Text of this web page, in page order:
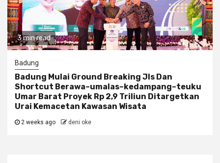
3 min read
Badung
Badung Mulai Ground Breaking Jls Dan
Shortcut Berawa–umalas–kedampang–teuku
Umar Barat Proyek Rp 2,9 Triliun Ditargetkan
Urai Kemacetan Kawasan Wisata
2 weeks ago deni oke